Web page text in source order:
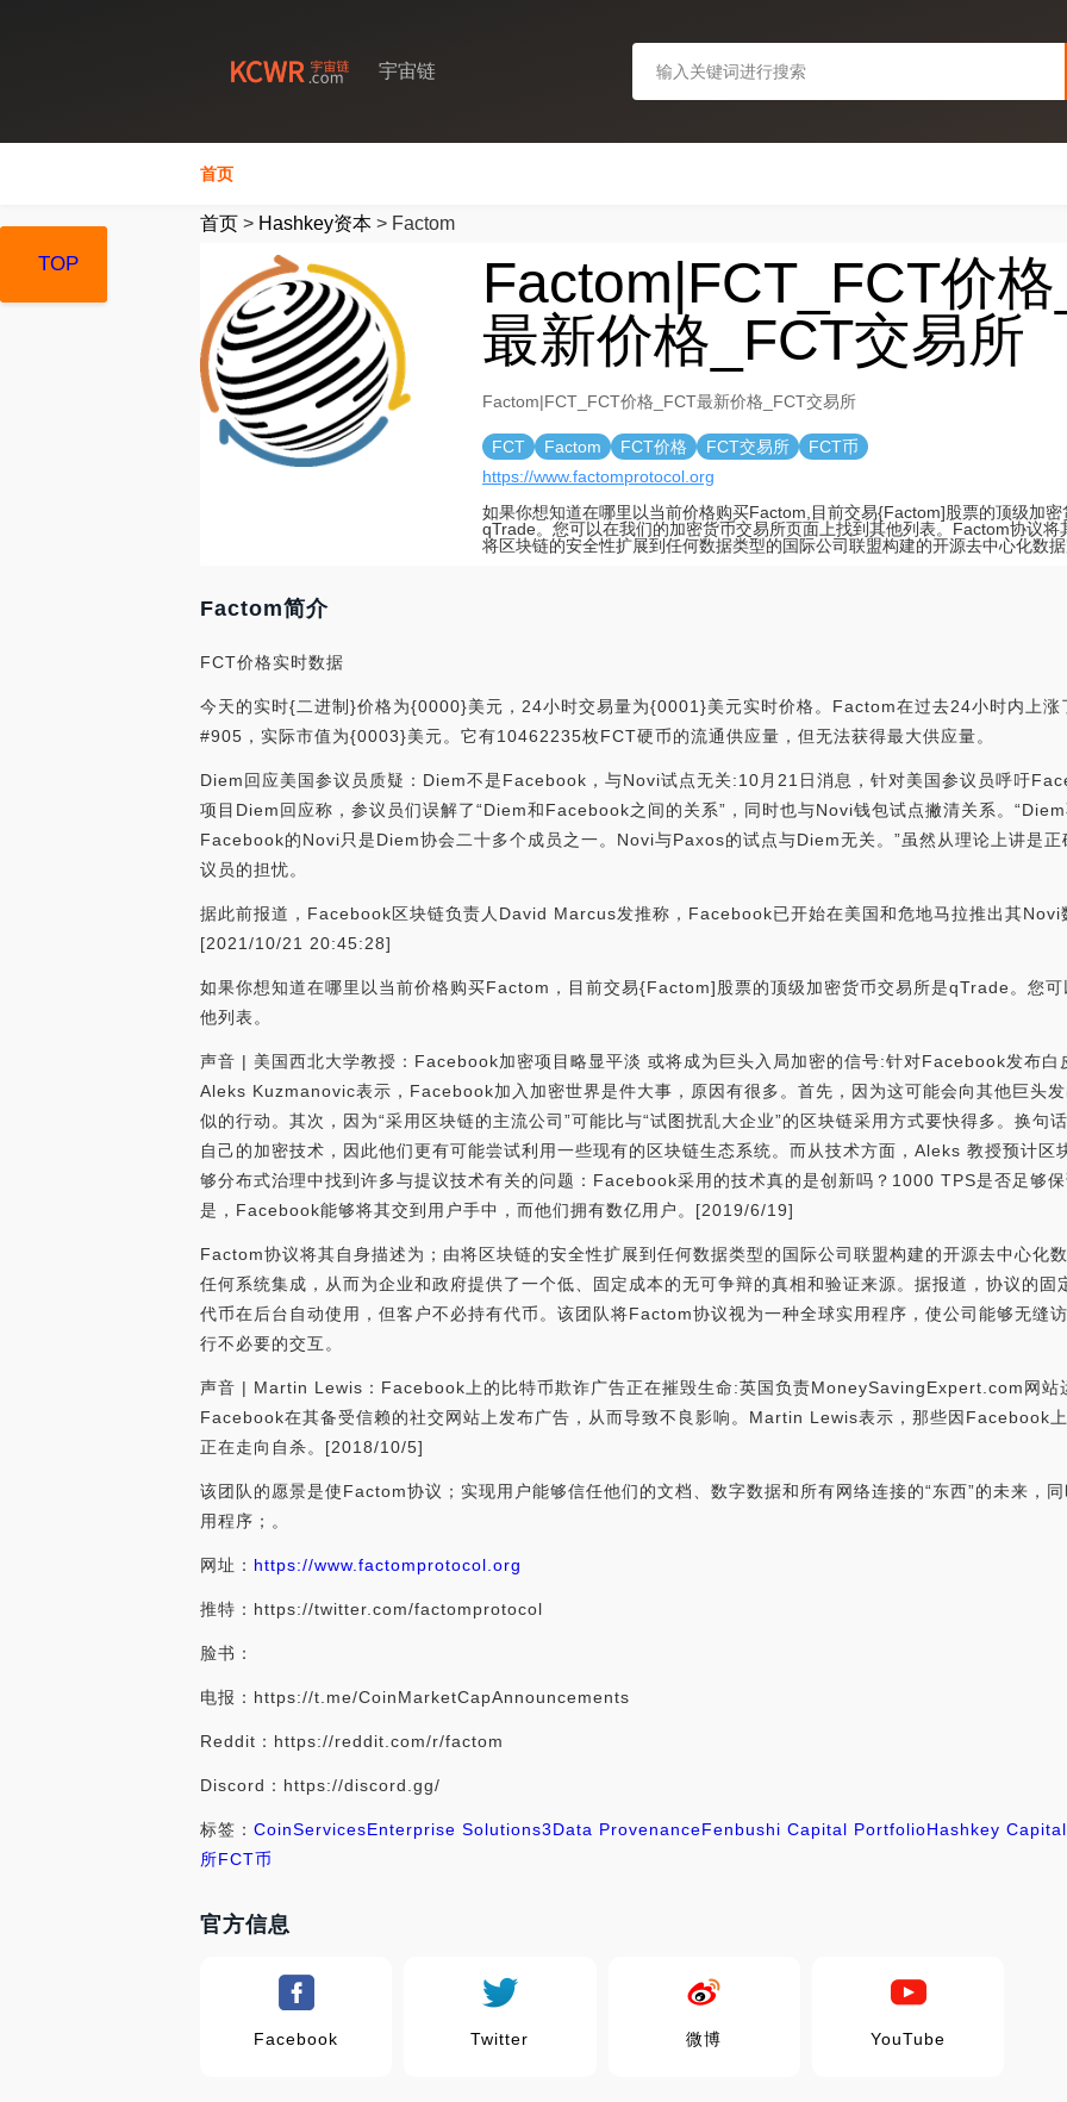
宇宙链
首页
首页 > Hashkey资本 > Factom
Factom|FCT_FCT价
最新价格_FCT交易所
Factom|FCT_FCT价格_FCT最新价格_FCT交易所
FCT Factom FCT价格 FCT交易所
FCT币
https://www.factomprotocol.org
如果你想知道在哪里以当前价格购买Factom,目前交易{Factom]股票的顶级加密
qTrade。您可以在我们的加密货币交易所页面上找到其他列表。Factom协议将
将区块链的安全性扩展到任何数据类型的国际公司联盟构建的开源去中心化数据
Factom简介
FCT价格实时数据
今天的实时{二进制}价格为{0000}美元，24小时交易量为{0001}美元实时价格。Factom在过去24小时内上
#905，实际市值为{0003}美元。它有10462235枚FCT硬币的流通供应量，但无法获得最大供应量。
Diem回应美国参议员质疑：Diem不是Facebook，与Novi试点无关:10月21日消息，针对美国参议员呼吁
项目Diem回应称，参议员们误解了“Diem和Facebook之间的关系”，同时也与Novi钱包试点撇清关系。
Facebook的Novi只是Diem协会二十多个成员之一。Novi与Paxos的试点与Diem无关。”虽然从理论上讲是
议员的担忧。
据此前报道，Facebook区块链负责人David Marcus发推称，Facebook已开始在美国和危地马拉推出其Novi
[2021/10/21 20:45:28]
如果你想知道在哪里以当前价格购买Factom，目前交易{Factom]股票的顶级加密货币交易所是qTrade。您
他列表。
声音 | 美国西北大学教授：Facebook加密项目略显平淡 或将成为巨头入局加密的信号:针对Facebook发布白
Aleks Kuzmanovic表示，Facebook加入加密世界是件大事，原因有很多。首先，因为这可能会向其他巨头
似的行动。其次，因为“采用区块链的主流公司”可能比与“试图扰乱大企业”的区块链采用方式要快得多。换句
自己的加密技术，因此他们更有可能尝试利用一些现有的区块链生态系统。而从技术方面，Aleks 教授预计区
够分布式治理中找到许多与提议技术有关的问题：Facebook采用的技术真的是创新吗？1000 TPS是否足够
是，Facebook能够将其交到用户手中，而他们拥有数亿用户。[2019/6/19]
Factom协议将其自身描述为；由将区块链的安全性扩展到任何数据类型的国际公司联盟构建的开源去中心化
任何系统集成，从而为企业和政府提供了一个低、固定成本的无可争辩的真相和验证来源。据报道，协议的固
代币在后台自动使用，但客户不必持有代币。该团队将Factom协议视为一种全球实用程序，使公司能够无缝
行不必要的交互。
声音 | Martin Lewis：Facebook上的比特币欺诈广告正在摧毁生命:英国负责MoneySavingExpert.com网
Facebook在其备受信赖的社交网站上发布广告，从而导致不良影响。Martin Lewis表示，那些因Facebook
正在走向自杀。[2018/10/5]
该团队的愿景是使Factom协议；实现用户能够信任他们的文档、数字数据和所有网络连接的“东西”的未来，
用程序；。
网址： https://www.factomprotocol.org
推特：https://twitter.com/factomprotocol
脸书：
电报：https://t.me/CoinMarketCapAnnouncements
Reddit：https://reddit.com/r/factom
Discord：https://discord.gg/
标签： CoinServicesEnterprise Solutions3Data ProvenanceFenbushi Capital PortfolioHashkey
所FCT币
官方信息
Facebook Twitter 微博 YouTube
TOP
TOP
TOP